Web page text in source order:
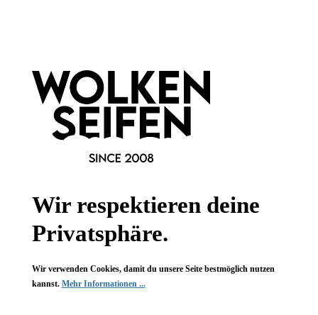
Informationen
Gesetzliche Informationen
Wissenswertes
Vertrag widerrufen
Wir respektieren deine
Privatsphäre.
Wir verwenden Cookies, damit du unsere Seite bestmöglich nutzen
kannst. Mehr Informationen ...